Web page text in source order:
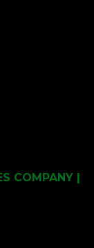
COMPANY |